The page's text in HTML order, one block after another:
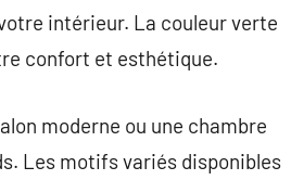
intérieur. La couleur verte
confort et esthétique.
moderne ou une chambre
Les motifs variés disponibles